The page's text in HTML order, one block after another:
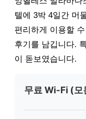
텔에 3박 4일간 머
편리하게 이용할
후기를 남깁니다.
이 돋보였습니다.
무료 Wi-Fi (모